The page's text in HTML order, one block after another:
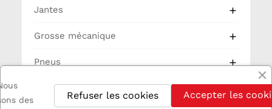
Jantes 
Grosse mécanique 
Pneus 
Partie Cycle
des
Accepter les
Refuser les cookies